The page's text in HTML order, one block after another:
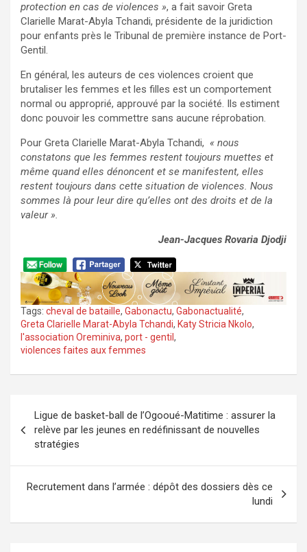
protection en cas de violences », a fait savoir Greta
Clarielle Marat-Abyla Tchandi, présidente de la juridiction
pour enfants près le Tribunal de première instance de Port-
Gentil.
En général, les auteurs de ces violences croient que
brutaliser les femmes et les filles est un comportement
normal ou approprié, approuvé par la société. Ils estiment
donc pouvoir les commettre sans aucune réprobation.
Pour Greta Clarielle Marat-Abyla Tchandi, « nous
constatons que les femmes restent toujours muettes et
même quand elles dénoncent et se manifestent, elles
restent toujours dans cette situation de violences. Nous
sommes là pour leur dire qu’elles ont des droits et de la
valeur ».
Jean-Jacques Rovaria Djodji
Tags: cheval de bataille, Gabonactu, Gabonactualité,
Greta Clarielle Marat-Abyla Tchandi, Katy Stricia Nkolo,
l'association Oreminiva, port - gentil ,
violences faites aux femmes
de
l’article
Ligue de basket-ball de l’Ogooué-Matitime : assurer la
relève par les jeunes en redéfinissant de nouvelles
stratégies
Recrutement dans l’armée : dépôt des dossiers dès ce
lundi